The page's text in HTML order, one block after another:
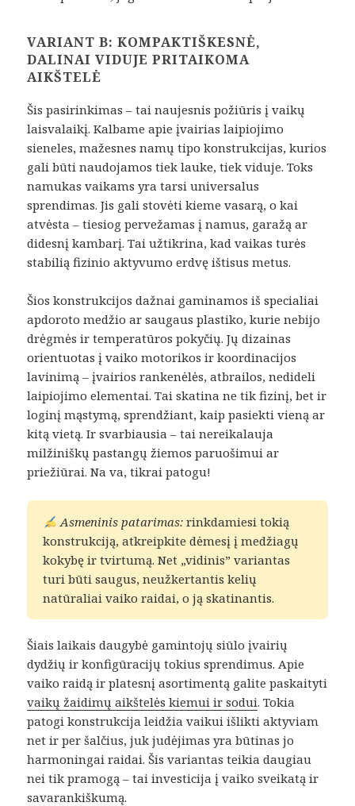
VARIANT B: KOMPAKTIŠKESNĖ,
DALINAI VIDUJE PRITAIKOMA
AIKŠTELĖ
Šis pasirinkimas – tai naujesnis požiūris į vaikų
laisvalaikį. Kalbame apie įvairias laipiojimo
sieneles, mažesnes namų tipo konstrukcijas, kurios
gali būti naudojamos tiek lauke, tiek viduje. Toks
namukas vaikams yra tarsi universalus
sprendimas. Jis gali stovėti kieme vasarą, o kai
atvėsta – tiesiog pervežamas į namus, garažą ar
didesnį kambarį. Tai užtikrina, kad vaikas turės
stabilią fizinio aktyvumo erdvę ištisus metus.
Šios konstrukcijos dažnai gaminamos iš specialiai
apdoroto medžio ar saugaus plastiko, kurie nebijo
drėgmės ir temperatūros pokyčių. Jų dizainas
orientuotas į vaiko motorikos ir koordinacijos
lavinimą – įvairios rankenėlės, atbrailos, nedideli
laipiojimo elementai. Tai skatina ne tik fizinį, bet ir
loginį mąstymą, sprendžiant, kaip pasiekti vieną ar
kitą vietą. Ir svarbiausia – tai nereikalauja
milžiniškų pastangų žiemos paruošimui ar
priežiūrai. Na va, tikrai patogu!
Asmeninis patarimas:rinkdamiesi tokią
konstrukciją, atkreipkite dėmesį į medžiagų
kokybę ir tvirtumą. Net „vidinis” variantas
turi būti saugus, neužkertantis kelių
natūraliai vaiko raidai, o ją skatinantis.
Šiais laikais daugybė gamintojų siūlo įvairių
dydžių ir konfigūracijų tokius sprendimus. Apie
vaiko raidą ir platesnį asortimentą galite paskaityti
vaikų žaidimų aikštelės kiemui ir sodui. Tokia
patogi konstrukcija leidžia vaikui išlikti aktyviam
net ir per šalčius, juk judėjimas yra būtinas jo
harmoningai raidai. Šis variantas teikia daugiau
nei tik pramogą – tai investicija į vaiko sveikatą ir
savarankiškumą.